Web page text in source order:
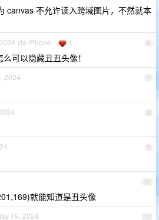
canvas 不允许读入跨域图片，不然就本
6
via iPhone 1
可以隐藏丑丑头像！
7
2024
8
9
10
就能知道是丑头像
11
19, 2024